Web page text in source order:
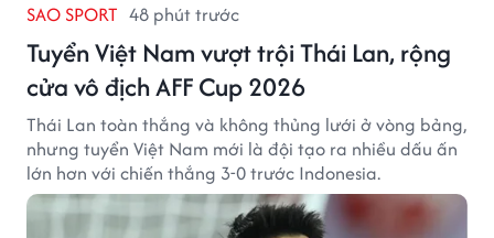
SAO SPORT 48 phút trước
Tuyển Việt Nam vượt trội Thái Lan, rộng
cửa vô địch AFF Cup 2026
Thái Lan toàn thắng và không thủng lưới ở vòng bảng,
nhưng tuyển Việt Nam mới là đội tạo ra nhiều dấu ấn
lớn hơn với chiến thắng 3-0 trước Indonesia.